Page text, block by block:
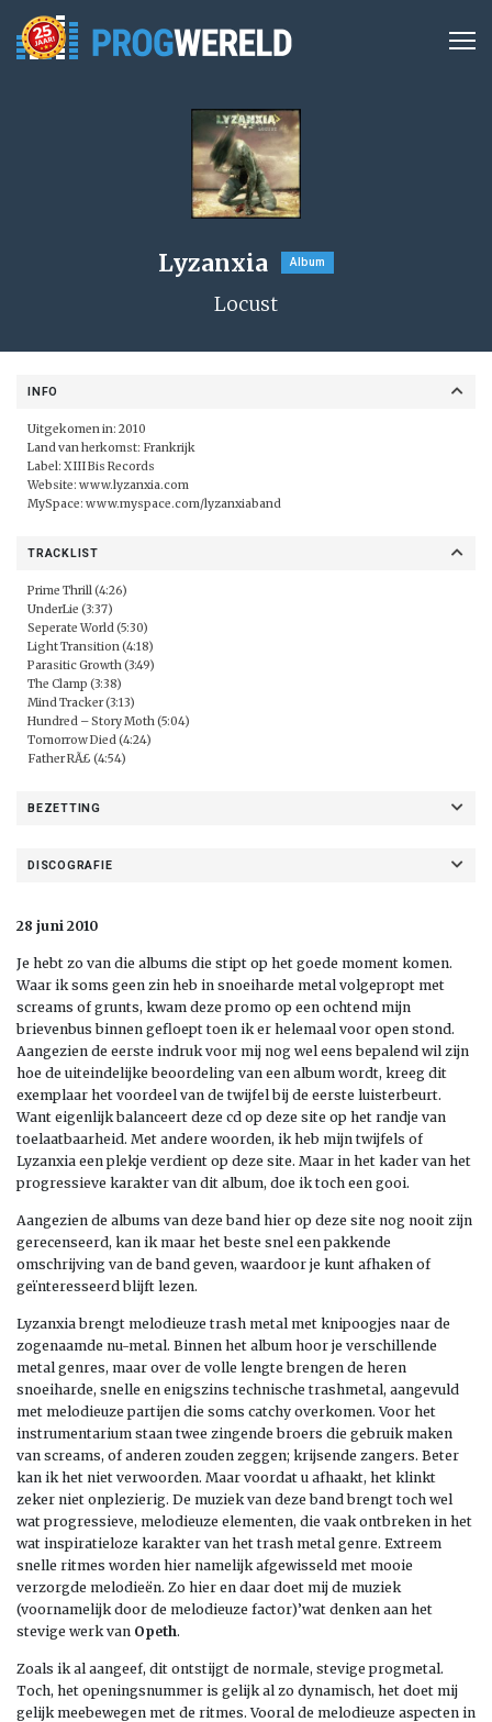
Lyzanxia Album
Locust
INFO
Uitgekomen in: 2010
Land van herkomst: Frankrijk
Label: XIII Bis Records
Website: www.lyzanxia.com
MySpace: www.myspace.com/lyzanxiaband
TRACKLIST
Prime Thrill (4:26)
UnderLie (3:37)
Seperate World (5:30)
Light Transition (4:18)
Parasitic Growth (3:49)
The Clamp (3:38)
Mind Tracker (3:13)
Hundred – Story Moth (5:04)
Tomorrow Died (4:24)
Father RÃ£ (4:54)
BEZETTING
DISCOGRAFIE
28 juni 2010
Je hebt zo van die albums die stipt op het goede moment komen.
Waar ik soms geen zin heb in snoeiharde metal volgepropt met
screams of grunts, kwam deze promo op een ochtend mijn
brievenbus binnen gefloept toen ik er helemaal voor open stond.
Aangezien de eerste indruk voor mij nog wel eens bepalend wil zijn
hoe de uiteindelijke beoordeling van een album wordt, kreeg dit
exemplaar het voordeel van de twijfel bij de eerste luisterbeurt.
Want eigenlijk balanceert deze cd op deze site op het randje van
toelaatbaarheid. Met andere woorden, ik heb mijn twijfels of
Lyzanxia een plekje verdient op deze site. Maar in het kader van het
progressieve karakter van dit album, doe ik toch een gooi.
Aangezien de albums van deze band hier op deze site nog nooit zijn
gerecenseerd, kan ik maar het beste snel een pakkende
omschrijving van de band geven, waardoor je kunt afhaken of
geïnteresseerd blijft lezen.
Lyzanxia brengt melodieuze trash metal met knipoogjes naar de
zogenaamde nu-metal. Binnen het album hoor je verschillende
metal genres, maar over de volle lengte brengen de heren
snoeiharde, snelle en enigszins technische trashmetal, aangevuld
met melodieuze partijen die soms catchy overkomen. Voor het
instrumentarium staan twee zingende broers die gebruik maken
van screams, of anderen zouden zeggen; krijsende zangers. Beter
kan ik het niet verwoorden. Maar voordat u afhaakt, het klinkt
zeker niet onplezierig. De muziek van deze band brengt toch wel
wat progressieve, melodieuze elementen, die vaak ontbreken in het
wat inspiratieloze karakter van het trash metal genre. Extreem
snelle ritmes worden hier namelijk afgewisseld met mooie
verzorgde melodieën. Zo hier en daar doet mij de muziek
(voornamelijk door de melodieuze factor)’wat denken aan het
stevige werk van Opeth.
Zoals ik al aangeef, dit ontstijgt de normale, stevige progmetal.
Toch, het openingsnummer is gelijk al zo dynamisch, het doet mij
gelijk meebewegen met de ritmes. Vooral de melodieuze aspecten in